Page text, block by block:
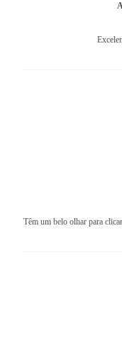
Têm um belo olhar para